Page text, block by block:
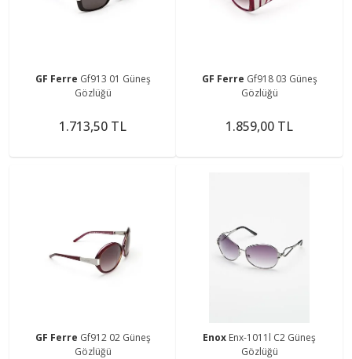
GF Ferre Gf913 01 Güneş
Gözlüğü
1.713,50 TL
GF Ferre Gf918 03 Güneş
Gözlüğü
1.859,00 TL
GF Ferre Gf912 02 Güneş
Gözlüğü
Enox Enx-1011l C2 Güneş
Gözlüğü